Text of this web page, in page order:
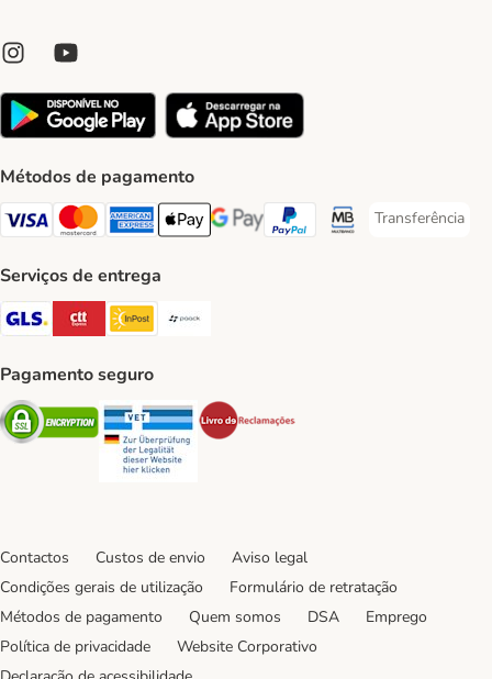
Métodos de pagamento
Visa Payment Method
Mastercard Payment Method
American Express Payment Method
Apple Pay Payment Method
Google Pay Payment Method
PayPal Payment Method
Multibanco Payment
Transferência
Transferência
Serviços de entrega
GLS Shipping Method
CTTExpress Shipping Method
InPost Shipping Method
Pagamento seguro
Security Security
Contactos Custos de envio
Aviso legal
Condições gerais de utilização
Formulário de retratação
Métodos de pagamento
Quem somos DSA
Emprego
Política de privacidade
Website Corporativo